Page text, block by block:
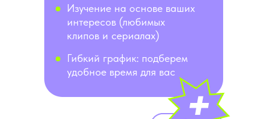
Изучение на основе ваших
интересов (любимых
клипов и сериалах)
Гибкий график: подберем
удобное время для вас